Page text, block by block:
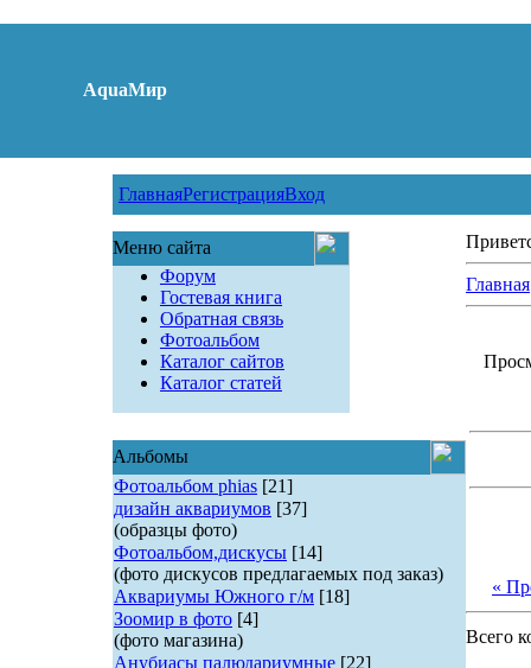
AquaМир
ГлавнаяРегистрацияВход
Меню сайта
Форум
Гостевая книга
Обратная связь
Фотоальбом
Каталог сайтов
Каталог статей
Альбомы
Фотоальбом phias [21]
дизайн аквариумов [37]
(образцы фото)
Фотоальбом,дискусы [14]
(фото дискусов предлагаемых под заказ)
Аквариумы Южного г/м [18]
Зоомир в фото [4]
(фото магазина)
Анубиасы палюдариумные [22]
Главная
«
Всего